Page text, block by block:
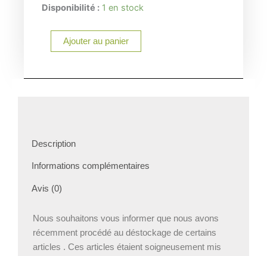
Disponibilité : 1 en stock
quantité
Boite
gouter
Ajouter au panier
Description
Informations complémentaires
Avis (0)
Nous souhaitons vous informer que nous avons
récemment procédé au déstockage de certains
articles . Ces articles étaient soigneusement mis